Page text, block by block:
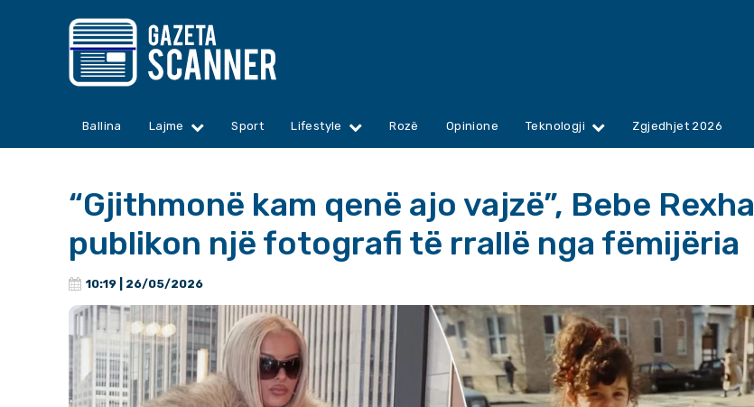
Ballina Lajme Sport Lifestyle Rozë Opinione Teknologji Zgjedhjet 2026
“Gjithmonë kam qenë ajo vajzë”, Bebe Rexha
publikon një fotografi të rrallë nga fëmijëria
10:19 | 26/05/2026